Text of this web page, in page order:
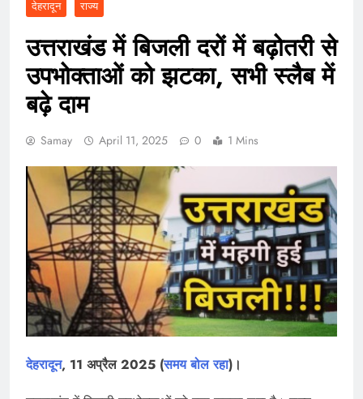
देहरादून राज्य
उत्तराखंड में बिजली दरों में बढ़ोतरी से
उपभोक्ताओं को झटका, सभी स्लैब में
बढ़े दाम
Samay April 11, 2025 0 1 Mins
देहरादून, 11 अप्रैल 2025 (समय बोल रहा)।